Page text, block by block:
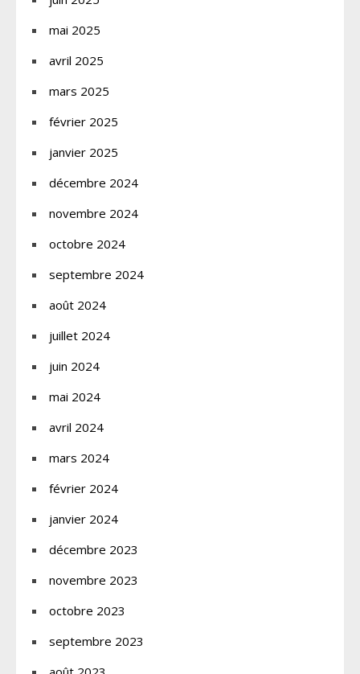
mai 2025
avril 2025
mars 2025
février 2025
janvier 2025
décembre 2024
novembre 2024
octobre 2024
septembre 2024
août 2024
juillet 2024
juin 2024
mai 2024
avril 2024
mars 2024
février 2024
janvier 2024
décembre 2023
novembre 2023
octobre 2023
septembre 2023